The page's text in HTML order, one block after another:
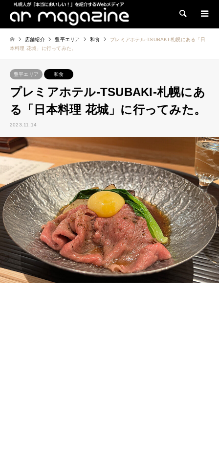
検索
店舗紹介 豊平エリア 和食
プレミアホテル-TSUBAKI-札幌にある「日
本料理 花城」に行ってみた。
豊平エリア 和食
プレミアホテル-TSUBAKI-札幌にあ
る「日本料理 花城」に行ってみた。
2023.11.14